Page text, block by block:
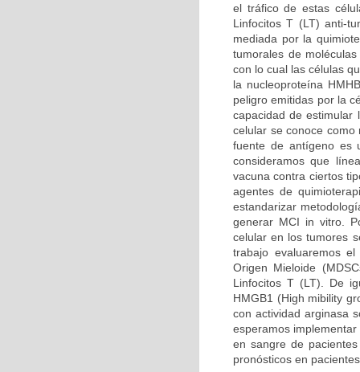
el tráfico de estas
Linfocitos T (LT) anti-
mediada por la
tumorales de
con lo cual las células
la nucleoproteína
peligro emitidas por la
capacidad de estimular
celular se conoce
fuente de antígeno es
consideramos que
vacuna contra ciertos
agentes de
estandarizar
generar MCI in vitro.
celular en los tumores
trabajo evaluaremos
Origen Mieloide
Linfocitos T (LT). De
HMGB1 (High mibility
con actividad arginasa
esperamos
en sangre de
pronósticos en